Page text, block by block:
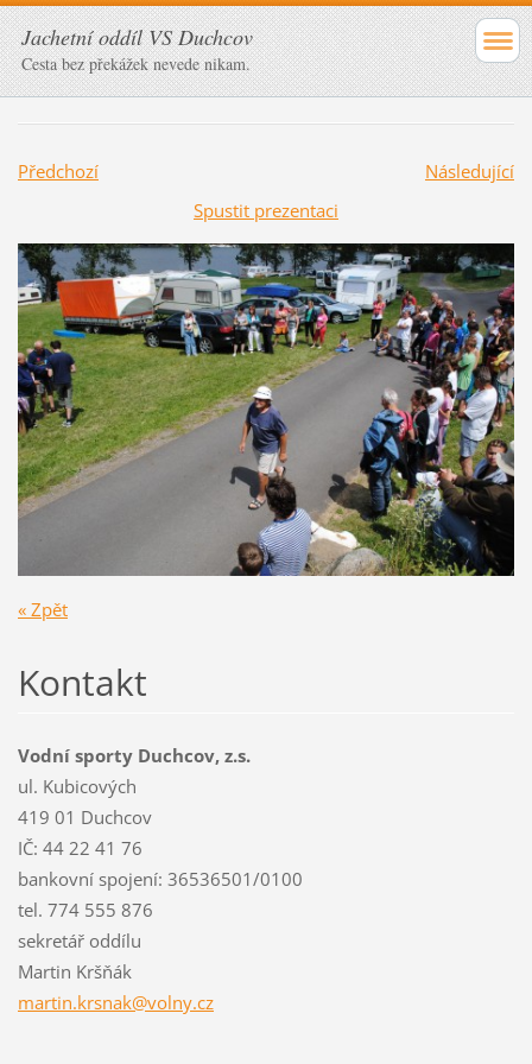
Jachetní oddíl VS Duchcov
Cesta bez překážek nevede nikam.
Předchozí
Následující
Spustit prezentaci
« Zpět
Kontakt
Vodní sporty Duchcov, z.s.
ul. Kubicových
419 01 Duchcov
IČ: 44 22 41 76
bankovní spojení: 36536501/0100
tel. 774 555 876
sekretář oddílu
Martin Kršňák
martin.krsnak@volny.cz